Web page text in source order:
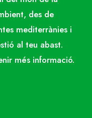
des de
mediterrànies i
al teu abast.
més informació.